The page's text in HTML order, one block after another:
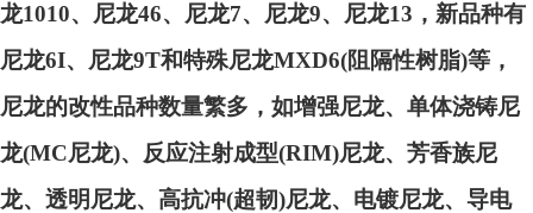
龙1010、尼龙46、尼龙7、尼龙9、尼龙13，新品种有
尼龙6I、尼龙9T和特殊尼龙MXD6(阻隔性树脂)等，
尼龙的改性品种数量繁多，如增强尼龙、单体浇铸尼
龙(MC尼龙)、反应注射成型(RIM)尼龙、芳香族尼
龙、透明尼龙、高抗冲(超韧)尼龙、电镀尼龙、导电